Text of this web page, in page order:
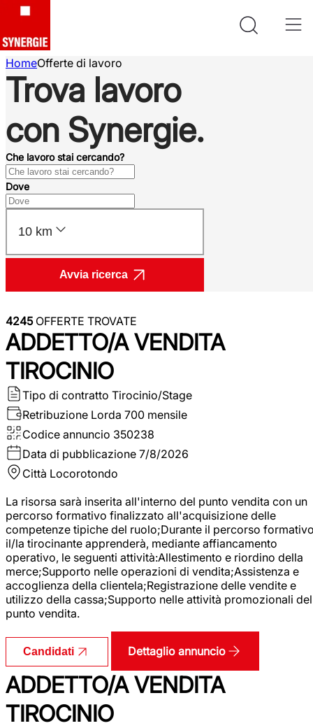
HomeOfferte di lavoro
Trova lavoro
con Synergie.
Che lavoro stai cercando?
Dove
10 km
Avvia ricerca
4245OFFERTE TROVATE
ADDETTO/A VENDITA
TIROCINIO
Tipo di contratto Tirocinio/Stage
Retribuzione Lorda 700 mensile
Codice annuncio 350238
Data di pubblicazione 7/8/2026
Città Locorotondo
La risorsa sarà inserita all'interno del punto vendita con un
percorso formativo finalizzato all'acquisizione delle
competenze tipiche del ruolo;Durante il percorso
il/la tirocinante apprenderà, mediante affiancamento
operativo, le seguenti attività:Allestimento e riordino della
merce;Supporto nelle operazioni di vendita;Assistenza e
accoglienza della clientela;Registrazione delle vendite e
utilizzo della cassa;Supporto nelle attività promozionali del
punto vendita.
Candidati Dettaglio annuncio
ADDETTO/A VENDITA
TIROCINIO